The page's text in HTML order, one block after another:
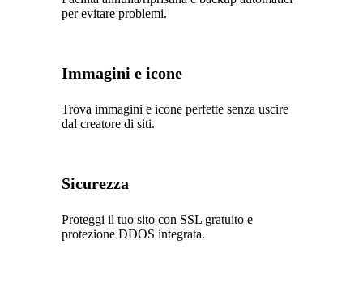
per evitare problemi.
Immagini e icone
Trova immagini e icone perfette senza uscire
dal creatore di siti.
Sicurezza
Proteggi il tuo sito con SSL gratuito e
protezione DDOS integrata.